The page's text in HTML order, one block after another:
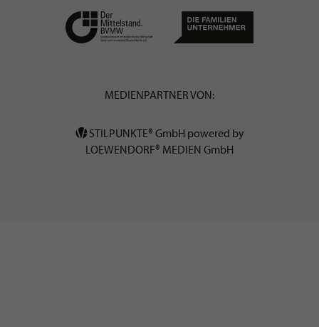
MEDIENPARTNER VON:
STILPUNKTE® GmbH powered by
LOEWENDORF® MEDIEN GmbH